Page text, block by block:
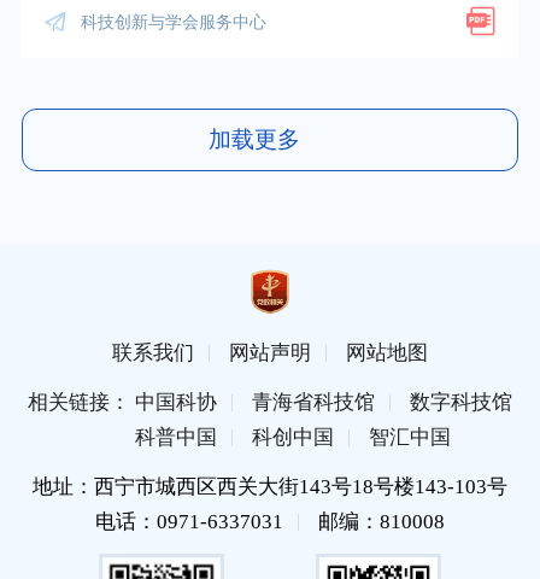
科技创新与学会服务中心
加载更多
联系我们 网站声明 网站地图
相关链接： 中国科协 青海省科技馆
数字科技馆
科普中国
科创中国 智汇中国
地址：西宁市城西区西关大街143号18号楼143-103号
电话：0971-6337031
邮编：810008